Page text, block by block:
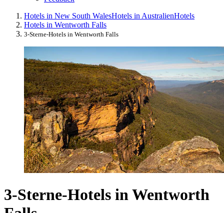
Hotels in New South WalesHotels in AustralienHotels
Hotels in Wentworth Falls
3-Sterne-Hotels in Wentworth Falls
3-Sterne-Hotels in Wentworth